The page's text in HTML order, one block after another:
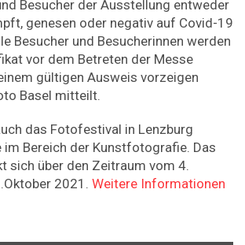
Besucher der Ausstellung entweder
genesen oder negativ auf Covid-19
Besucher und Besucherinnen werden
vor dem Betreten der Messe
gültigen Ausweis vorzeigen
Basel mitteilt.
das Fotofestival in Lenzburg
Bereich der Kunstfotografie. Das
sich über den Zeitraum vom 4.
2021. Weitere Informationen